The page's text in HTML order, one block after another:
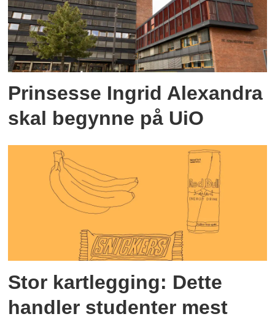
Prinsesse Ingrid Alexandra
skal begynne på UiO
Stor kartlegging: Dette
handler studenter mest